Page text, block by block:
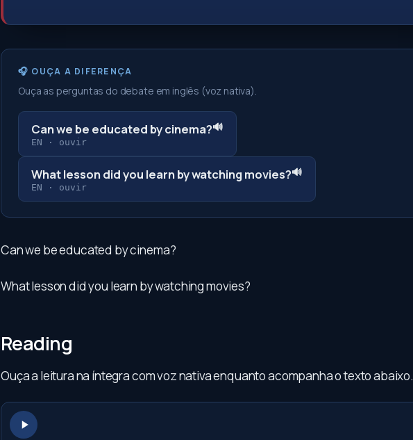
🎧 OUÇA A DIFERENÇA
Ouça as perguntas do debate em inglês (voz nativa).
Can we be educated by cinema?🔊
EN · ouvir
What lesson did you learn by watching movies?🔊
EN · ouvir
Can we be educated by cinema?
What lesson did you learn by watching movies?
Reading
Ouça a leitura na íntegra com voz nativa enquanto acompanha o texto abaixo.